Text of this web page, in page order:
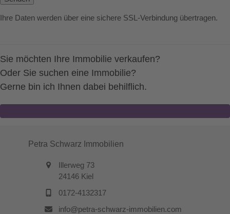
Ihre Daten werden über eine sichere SSL-Verbindung übertragen.
Sie möchten Ihre Immobilie verkaufen?
Oder Sie suchen eine Immobilie?
Gerne bin ich Ihnen dabei behilflich.
Petra Schwarz Immobilien
Illerweg 73
24146 Kiel
0172-4132317
info@petra-schwarz-immobilien.com